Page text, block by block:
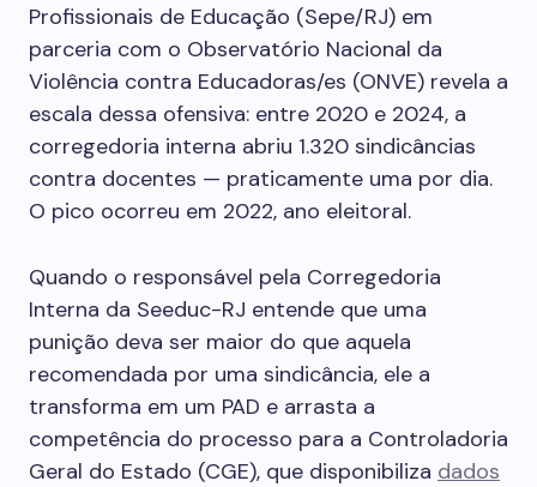
Profissionais de Educação (Sepe/RJ) em
parceria com o Observatório Nacional da
Violência contra Educadoras/es (ONVE) revela a
escala dessa ofensiva: entre 2020 e 2024, a
corregedoria interna abriu 1.320 sindicâncias
contra docentes — praticamente uma por dia.
O pico ocorreu em 2022, ano eleitoral.
Quando o responsável pela Corregedoria
Interna da Seeduc-RJ entende que uma
punição deva ser maior do que aquela
recomendada por uma sindicância, ele a
transforma em um PAD e arrasta a
competência do processo para a Controladoria
Geral do Estado (CGE), que disponibiliza dados